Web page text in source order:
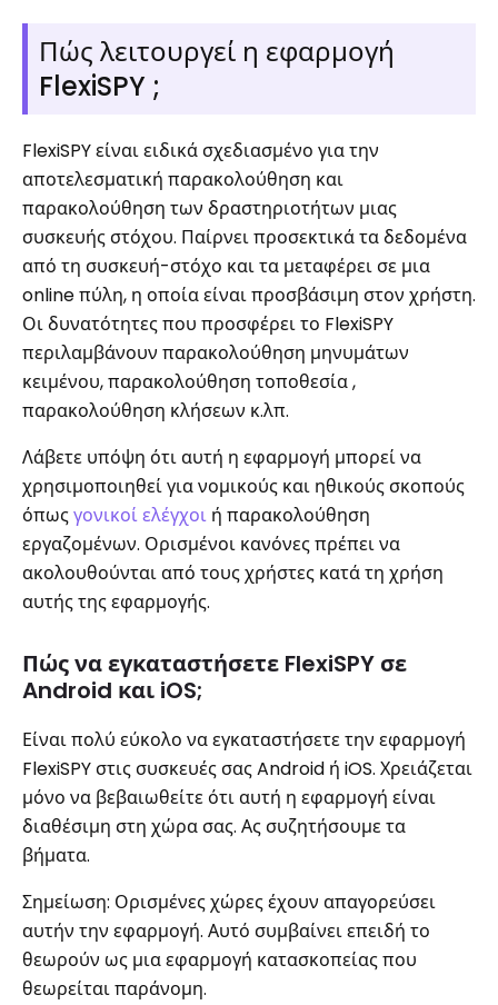
Πώς λειτουργεί η εφαρμογή
FlexiSPY ;
FlexiSPY είναι ειδικά σχεδιασμένο για την
αποτελεσματική παρακολούθηση και
παρακολούθηση των δραστηριοτήτων μιας
συσκευής στόχου. Παίρνει προσεκτικά τα δεδομένα
από τη συσκευή-στόχο και τα μεταφέρει σε μια
online πύλη, η οποία είναι προσβάσιμη στον χρήστη.
Οι δυνατότητες που προσφέρει το FlexiSPY
περιλαμβάνουν παρακολούθηση μηνυμάτων
κειμένου, παρακολούθηση τοποθεσία ,
παρακολούθηση κλήσεων κ.λπ.
Λάβετε υπόψη ότι αυτή η εφαρμογή μπορεί να
χρησιμοποιηθεί για νομικούς και ηθικούς σκοπούς
όπωςγονικοί ελέγχοι ή παρακολούθηση
εργαζομένων. Ορισμένοι κανόνες πρέπει να
ακολουθούνται από τους χρήστες κατά τη χρήση
αυτής της εφαρμογής.
Πώς να εγκαταστήσετε FlexiSPY σε
Android και iOS;
Είναι πολύ εύκολο να εγκαταστήσετε την εφαρμογή
FlexiSPY στις συσκευές σας Android ή iOS. Χρειάζεται
μόνο να βεβαιωθείτε ότι αυτή η εφαρμογή είναι
διαθέσιμη στη χώρα σας. Ας συζητήσουμε τα
βήματα.
Σημείωση: Ορισμένες χώρες έχουν απαγορεύσει
αυτήν την εφαρμογή. Αυτό συμβαίνει επειδή το
θεωρούν ως μια εφαρμογή κατασκοπείας που
θεωρείται παράνομη.